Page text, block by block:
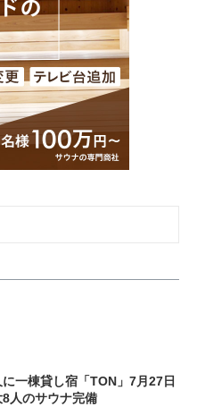
一棟貸し宿「TON」7月27日
8人のサウナ完備